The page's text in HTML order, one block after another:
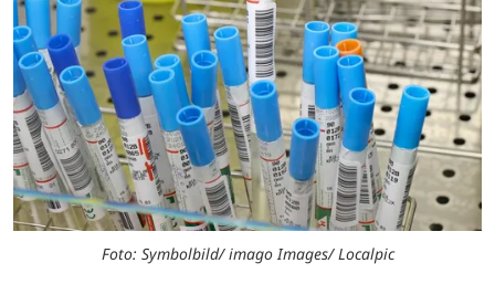
Foto: Symbolbild/ imago Images/ Localpic